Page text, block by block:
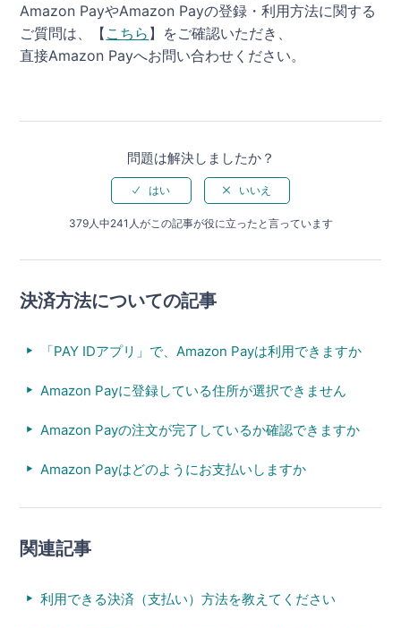
Amazon PayやAmazon Payの登録・利用方法に関する
ご質問は、【 こちら 】をご確認いただき、
直接Amazon Payへお問い合わせください。
問題は解決しましたか？
379人中241人がこの記事が役に立ったと言っています
決済方法についての記事
「PAY IDアプリ」で、Amazon Payは利用できますか
Amazon Payに登録している住所が選択できません
Amazon Payの注文が完了しているか確認できますか
Amazon Payはどのようにお支払いしますか
関連記事
利用できる決済（支払い）方法を教えてください